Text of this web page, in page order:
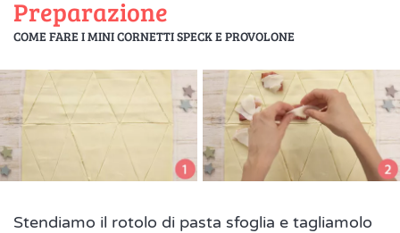
Preparazione
COME FARE I MINI CORNETTI SPECK E PROVOLONE
Stendiamo il rotolo di pasta sfoglia e tagliamolo